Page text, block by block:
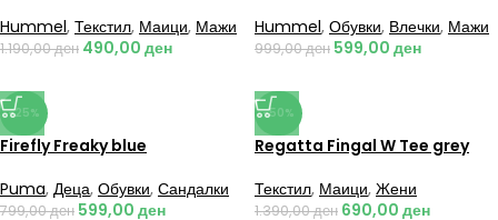
Hummel, Текстил, Маици, Мажи
1.190,00ден 490,00 ден
Hummel, Обувки, Влечки, Мажи
999,00ден 599,00 ден
-25%
Firefly Freaky blue
Puma, Деца, Обувки, Сандалки
799,00ден 599,00 ден
-50%
Regatta Fingal W Tee grey
Текстил, Маици, Жени
1.390,00ден 690,00 ден